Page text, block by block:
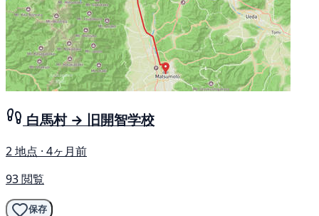
白馬村 → 旧開智学校
2 地点 · 4ヶ月前
93 閲覧
保存